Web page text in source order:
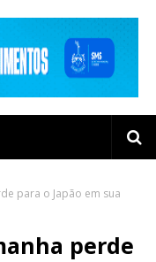
para o Japão em sua
perde